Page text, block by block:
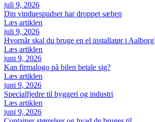
juli 9, 2026
Din vinduespudser har droppet sæben
Læs artiklen
juli 9, 2026
Hvornår skal du bruge en el installatør i
Læs artiklen
juni 9, 2026
Kan firmalogo på bilen betale sig?
Læs artiklen
juni 9, 2026
Specialfjedre til byggeri og industri
Læs artiklen
juni 9, 2026